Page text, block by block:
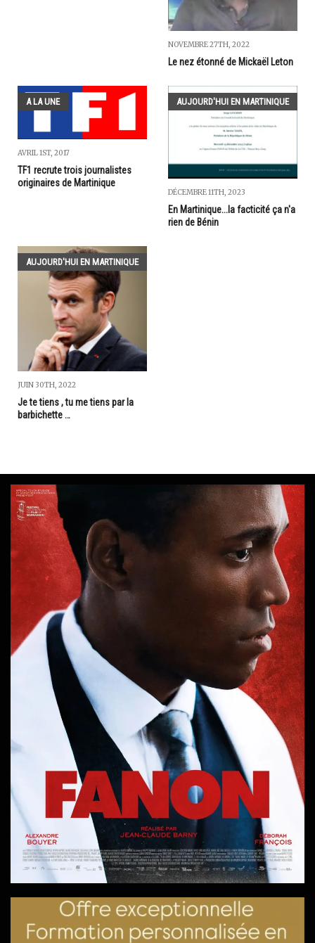
NOVEMBRE 27TH, 2022
Le nez étonné de Mickaël Leton
A LA UNE
AVRIL 1ST, 2017
TF1 recrute trois journalistes
originaires de Martinique
AUJOURD'HUI EN MARTINIQUE
DÉCEMBRE 11TH, 2023
En Martinique...la facticité ça n'a
rien de Bénin
AUJOURD'HUI EN MARTINIQUE
JUIN 30TH, 2022
Je te tiens , tu me tiens par la
barbichette …